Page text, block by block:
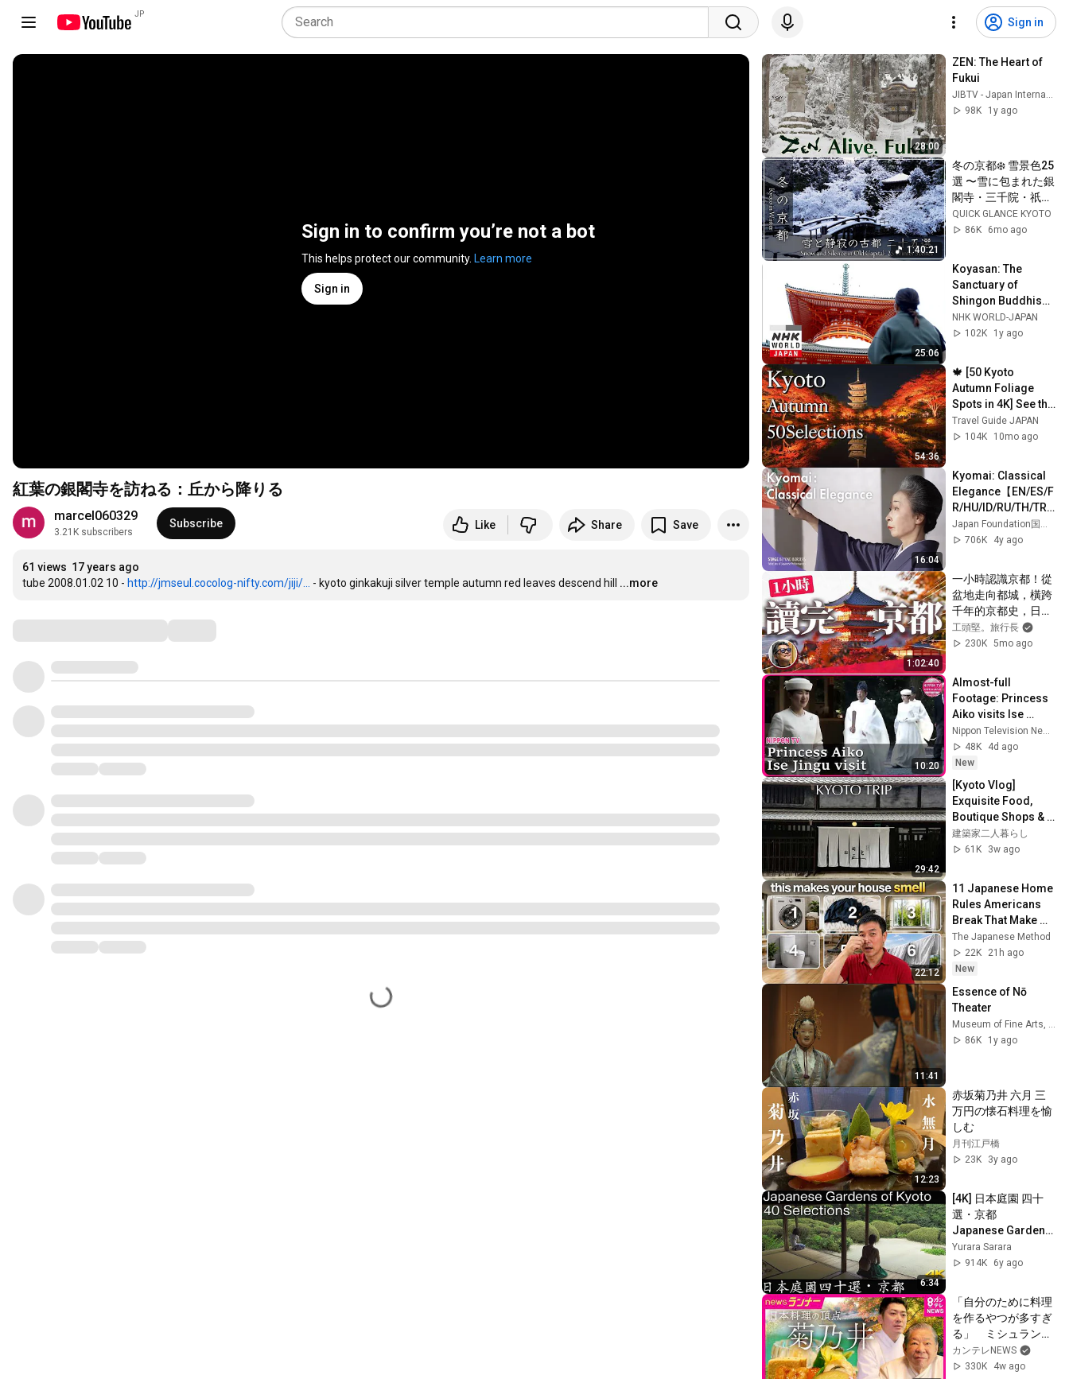
JP
Sign in
Sign in to confirm you’re not a bot
This helps protect our community. Learn more
Sign in
紅葉の銀閣寺を訪ねる：丘から降りる
marcel060329
3.21K subscribers
Subscribe Like Share Save
61 views 17 years ago
tube 2008.01.02 10 - http://jmseul.cocolog-nifty.com/jiji/... - kyoto ginkakuji silver temple autumn red leaves descend hill ...more
28:00
ZEN: The Heart of
Fukui
JIBTV - Japan International Broadcasting
98K
1y ago
1:40:21
冬の京都❄️ 雪景色25
選 〜雪に包まれた銀
閣寺・三千院・祇
園・天龍寺・祇王
寺・京都御苑・嵐山
等を巡ります。100
分の冬の旅をご覧く
ださい。
QUICK GLANCE KYOTO
86K
6mo ago
25:06
Koyasan: The
Sanctuary of
Shingon Buddhism
- Spiritual
Explorers
NHK WORLD-JAPAN
102K
1y ago
54:36
🍁 [50 Kyoto
Autumn Foliage
Spots in 4K] See the
Best Time to View at
a Glance!
Travel Guide JAPAN
104K
10mo ago
16:04
Kyomai: Classical
Elegance【EN/ES/F
R/HU/ID/RU/TH/TR/
VN/簡中/繁中/JP】
706K
4y ago
1:02:40
一小時認識京都！從
盆地走向都城，橫跨
千年的京都史，日本
文化的原點｜日本旅
遊
工頭堅。旅行長
230K 5mo ago
10:20
Almost-full
Footage: Princess
Aiko visits Ise
Jingu in white
dress
48K
4d ago
New
29:42
[Kyoto Vlog]
Exquisite Food,
Boutique Shops &
Iconic Architecture
— Solo Trip, 2N3D
建築家二人暮らし
61K
3w ago
22:12
11 Japanese Home
Rules Americans
Break That Make
Your House Smell
Bad
The Japanese Method
22K
21h ago
New
11:41
Essence of Nō
Theater
Museum of Fine Arts, Boston
86K
1y ago
12:23
赤坂菊乃井 六月 三
万円の懐石料理を愉
しむ
月刊江戸橋
23K
3y ago
6:34
[4K] 日本庭園 四十
選・京都
Japanese Gardens
of Kyoto 40
Selections [4K]
Yurara Sarara
914K
6y ago
「自分のために料理
を作るやつが多すぎ
る」　ミシュラン三
つ星を守り続ける
「菊乃井」村田吉弘
カンテレNEWS
330K
4w ago